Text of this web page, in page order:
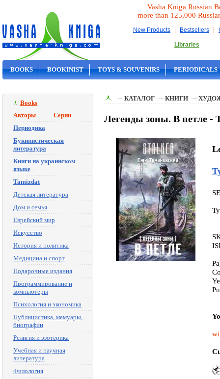
Vasha Kniga Russian
more than 125,000
New Products | Bestsellers |
Libraries
BOOKS BOOKINIST TOYS & SOUVENIRS PERIODICALS
Books
Авторы
Серии
Периодика
Букинистическая
литература
Книги на украинском
языке
Tamizdat
Детская литература
Дом и семья
Еврейский мир
Искусство
История и политика
Медицина и спорт
Подарочные издания
Программирование и
компьютеры
Психология и экономика
Публицистика, мемуары,
биографии
Религия и эзотерика
Учебная и научная
литература
Филология
КАТАЛОГ КНИГИ
Легенды зоны. В петле -